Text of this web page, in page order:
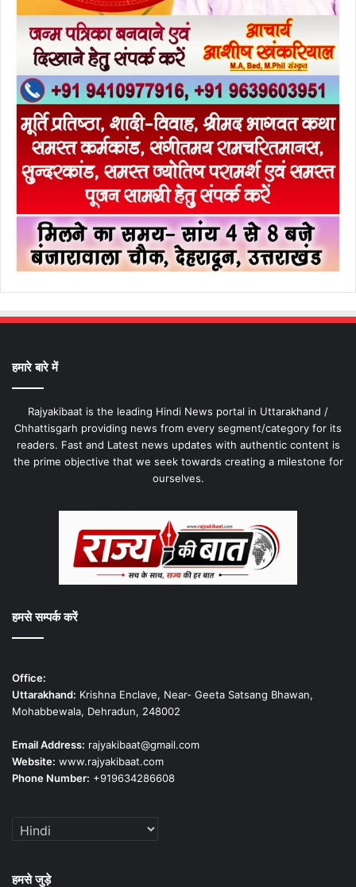
हमारे बारे में
Rajyakibaat is the leading Hindi News portal in Uttarakhand /
Chhattisgarh providing news from every segment/category for its
readers. Fast and Latest news updates with authentic content is
the prime objective that we seek towards creating a milestone for
ourselves.
हमसे सम्पर्क करें
Office:
Uttarakhand: Krishna Enclave, Near- Geeta Satsang Bhawan,
Mohabbewala, Dehradun, 248002
Email Address: rajyakibaat@gmail.com
Website: www.rajyakibaat.com
Phone Number: +919634286608
हमसे जुड़े